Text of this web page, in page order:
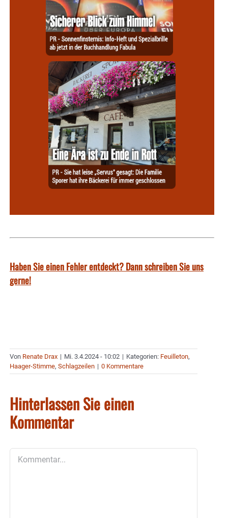
Haben Sie einen Fehler entdeckt? Dann schreiben Sie uns
gerne!
Von Renate Drax | Mi. 3.4.2024 - 10:02 | Kategorien: Feuilleton,
Haager-Stimme, Schlagzeilen | 0 Kommentare
Hinterlassen Sie einen
Kommentar